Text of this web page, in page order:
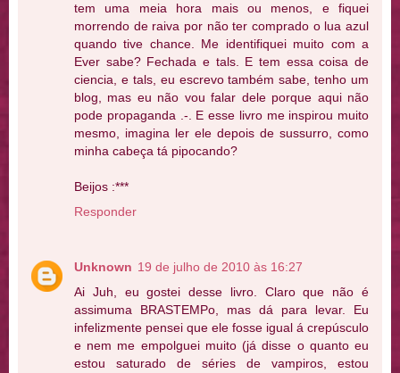
tem uma meia hora mais ou menos, e fiquei
morrendo de raiva por não ter comprado o lua azul
quando tive chance. Me identifiquei muito com a
Ever sabe? Fechada e tals. E tem essa coisa de
ciencia, e tals, eu escrevo também sabe, tenho um
blog, mas eu não vou falar dele porque aqui não
pode propaganda .-. E esse livro me inspirou muito
mesmo, imagina ler ele depois de sussurro, como
minha cabeça tá pipocando?
Beijos :***
Responder
Unknown 19 de julho de 2010 às 16:27
Ai Juh, eu gostei desse livro. Claro que não é
assimuma BRASTEMPo, mas dá para levar. Eu
infelizmente pensei que ele fosse igual á crepúsculo
e nem me empolguei muito (já disse o quanto eu
estou saturado de séries de vampiros, estou